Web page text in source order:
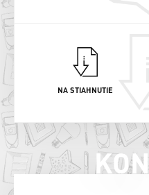
NA STIAHNUTIE